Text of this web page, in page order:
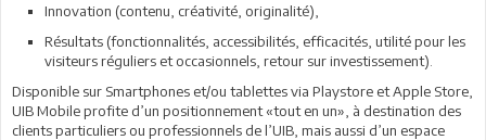
Innovation (contenu, créativité, originalité),
Résultats (fonctionnalités, accessibilités, efficacités, utilité pour les
visiteurs réguliers et occasionnels, retour sur investissement).
Disponible sur Smartphones et/ou tablettes via Playstore et Apple Store,
UIB Mobile profite d’un positionnement «tout en un», à destination des
clients particuliers ou professionnels de l’UIB, mais aussi d’un espace